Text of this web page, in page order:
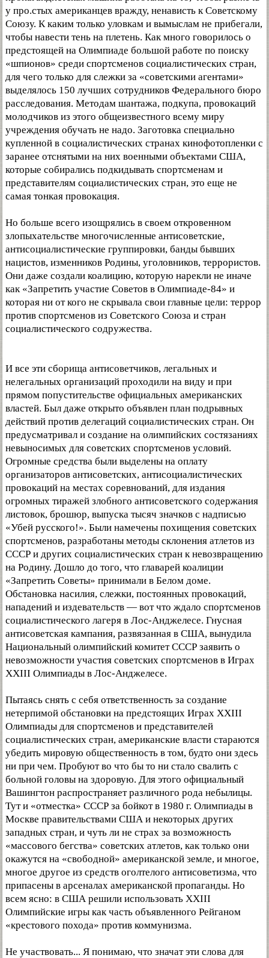
у про.стых американцев вражду, ненависть к Советскому
Союзу. К каким только уловкам и вымыслам не прибегали,
чтобы навести тень на плетень. Как много говорилось о
предстоящей на Олимпиаде большой работе по поиску
«шпионов» среди спортсменов социалистических стран,
для чего только для слежки за «советскими агентами»
выделялось 150 лучших сотрудников Федерального бюро
расследования. Методам шантажа, подкупа, провокаций
молодчиков из этого общеизвестного всему миру
учреждения обучать не надо. Заготовка специально
купленной в социалистических странах кинофотопленки с
заранее отснятыми на них военными объектами США,
которые собирались подкидывать спортсменам и
представителям социалистических стран, это еще не
самая тонкая провокация.
Но больше всего изощрялись в своем откровенном
злопыхательстве многочисленные антисоветские,
антисоциалистические группировки, банды бывших
нацистов, изменников Родины, уголовников, террористов.
Они даже создали коалицию, которую нарекли не иначе
как «Запретить участие Советов в Олимпиаде-84» и
которая ни от кого не скрывала свои главные цели: террор
против спортсменов из Советского Союза и стран
социалистического содружества.
И все эти сборища антисоветчиков, легальных и
нелегальных организаций проходили на виду и при
прямом попустительстве официальных американских
властей. Был даже открыто объявлен план подрывных
действий против делегаций социалистических стран. Он
предусматривал и создание на олимпийских состязаниях
невыносимых для советских спортсменов условий.
Огромные средства были выделены на оплату
организаторов антисоветских, антисоциалистических
провокаций на местах соревнований, для издания
огромных тиражей злобного антисоветского содержания
листовок, брошюр, выпуска тысяч значков с надписью
«Убей русского!». Были намечены похищения советских
спортсменов, разработаны методы склонения атлетов из
СССР и других социалистических стран к невозвращению
на Родину. Дошло до того, что главарей коалиции
«Запретить Советы» принимали в Белом доме.
Обстановка насилия, слежки, постоянных провокаций,
нападений и издевательств — вот что ждало спортсменов
социалистического лагеря в Лос-Анджелесе. Гнусная
антисоветская кампания, развязанная в США, вынудила
Национальный олимпийский комитет СССР заявить о
невозможности участия советских спортсменов в Играх
XXIII Олимпиады в Лос-Анджелесе.
Пытаясь снять с себя ответственность за создание
нетерпимой обстановки на предстоящих Играх XXIII
Олимпиады для спортсменов и представителей
социалистических стран, американские власти стараются
убедить мировую общественность в том, будто они здесь
ни при чем. Пробуют во что бы то ни стало свалить с
больной головы на здоровую. Для этого официальный
Вашингтон распространяет различного рода небылицы.
Тут и «отместка» СССР за бойкот в 1980 г. Олимпиады в
Москве правительствами США и некоторых других
западных стран, и чуть ли не страх за возможность
«массового бегства» советских атлетов, как только они
окажутся на «свободной» американской земле, и многое,
многое другое из средств оголтелого антисоветизма, что
припасены в арсеналах американской пропаганды. Но
всем ясно: в США решили использовать XXIII
Олимпийские игры как часть объявленного Рейганом
«крестового похода» против коммунизма.
Не участвовать... Я понимаю, что значат эти слова для